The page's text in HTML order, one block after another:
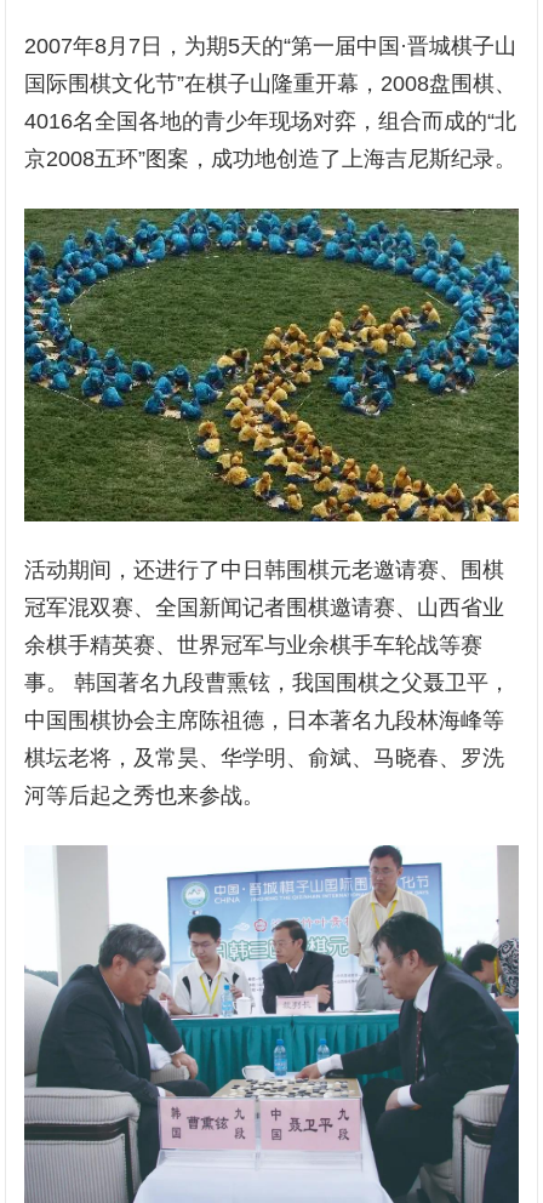
2007年8月7日，为期5天的“第一届中国·晋城棋子山
国际围棋文化节”在棋子山隆重开幕，2008盘围棋、
4016名全国各地的青少年现场对弈，组合而成的“北
京2008五环”图案，成功地创造了上海吉尼斯纪录。
活动期间，还进行了中日韩围棋元老邀请赛、围棋
冠军混双赛、全国新闻记者围棋邀请赛、山西省业
余棋手精英赛、世界冠军与业余棋手车轮战等赛
事。 韩国著名九段曹熏铉，我国围棋之父聂卫平，
中国围棋协会主席陈祖德，日本著名九段林海峰等
棋坛老将，及常昊、华学明、俞斌、马晓春、罗洗
河等后起之秀也来参战。